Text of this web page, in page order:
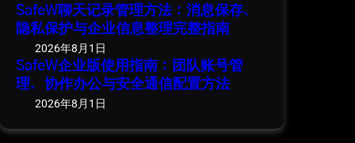
SafeW聊天记录管理方法：消息保存、
隐私保护与企业信息整理完整指南
2026年8月1日
SafeW企业版使用指南：团队账号管
理、协作办公与安全通信配置方法
2026年8月1日